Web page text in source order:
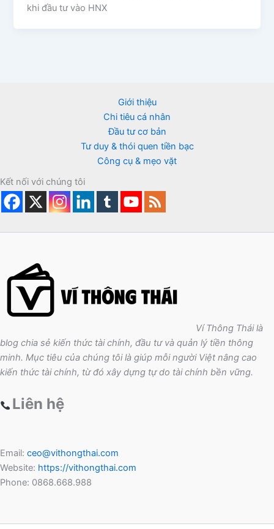
khi đầu tư vào HNX
Giới thiệu
Chi tiêu cá nhân
Đầu tư cơ bản
Tư duy & thói quen tiền bạc
Công cụ & mẹo vặt
Kết nối với chúng tôi
Ví Thông Thái là
blog chia sẻ kiến thức tài chính, đầu tư và quản lý tiền thông
minh. Mục tiêu của chúng tôi là giúp mỗi người Việt nâng cao
kiến thức tài chính, từ đó xây dựng tự do tài chính bền vững.
Liên hệ
Email: ceo@vithongthai.com
Website: https://vithongthai.com
Phone: 0868.668.988